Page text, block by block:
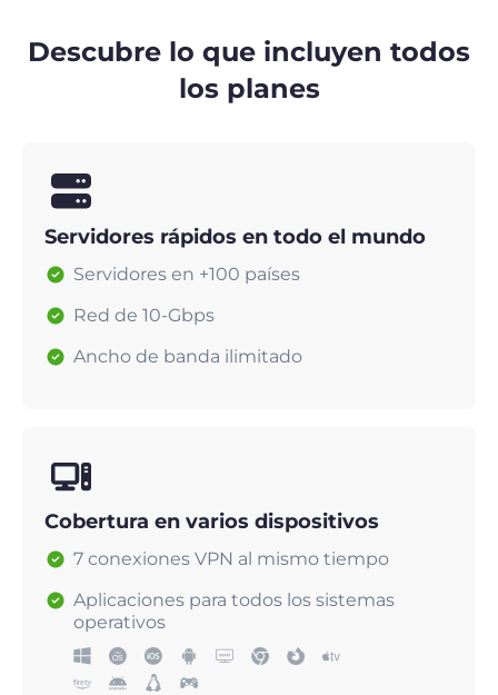
Descubre lo que incluyen todos
los planes
Servidores rápidos en todo el mundo
Servidores en +100 países
Red de 10-Gbps
Ancho de banda ilimitado
Cobertura en varios dispositivos
7 conexiones VPN al mismo tiempo
Aplicaciones para todos los sistemas
operativos